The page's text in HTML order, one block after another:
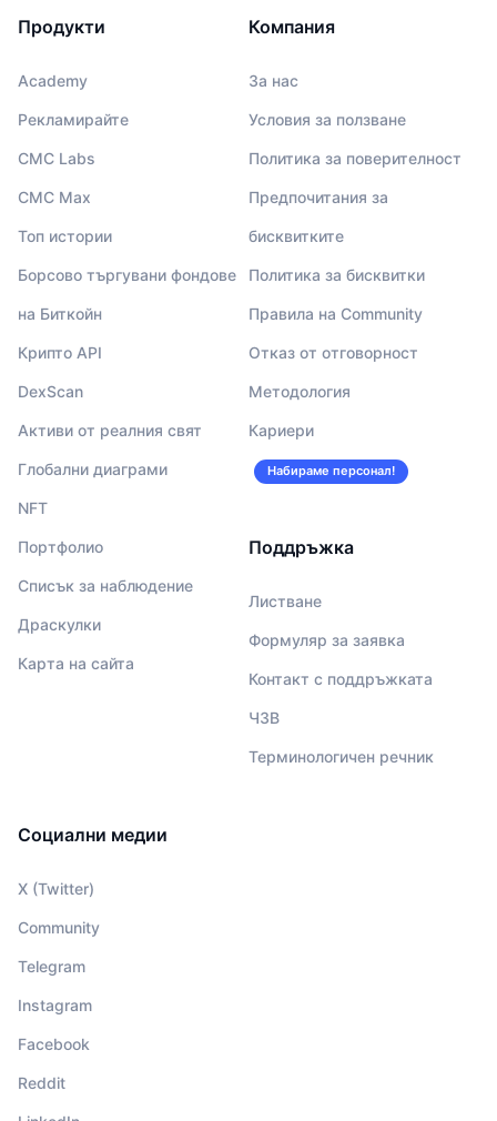
Продукти
Academy
Рекламирайте
CMC Labs
CMC Max
Топ истории
Борсово търгувани фондове
на Биткойн
Крипто API
DexScan
Активи от реалния свят
Глобални диаграми
NFT
Портфолио
Списък за наблюдение
Драскулки
Карта на сайта
Компания
За нас
Условия за ползване
Политика за поверителност
Предпочитания за
бисквитките
Политика за бисквитки
Правила на Community
Отказ от отговорност
Методология
Кариери
Набираме персонал!
Поддръжка
Листване
Формуляр за заявка
Контакт с поддръжката
ЧЗВ
Терминологичен речник
Социални медии
X (Twitter)
Community
Telegram
Instagram
Facebook
Reddit